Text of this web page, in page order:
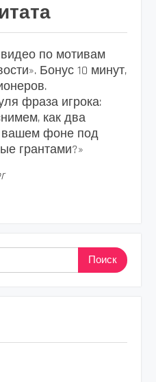
по мотивам
Бонус 10 минут,
фраза игрока:
как два
вашем фоне под
грантами?»